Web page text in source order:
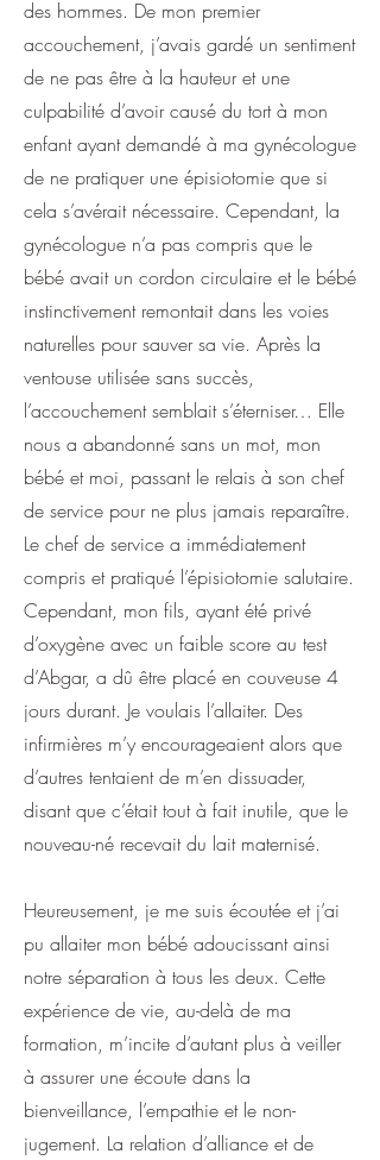
des hommes. De mon premier
accouchement, j’avais gardé un sentiment
de ne pas être à la hauteur et une
culpabilité d’avoir causé du tort à mon
enfant ayant demandé à ma gynécologue
de ne pratiquer une épisiotomie que si
cela s’avérait nécessaire. Cependant, la
gynécologue n’a pas compris que le
bébé avait un cordon circulaire et le bébé
instinctivement remontait dans les voies
naturelles pour sauver sa vie. Après la
ventouse utilisée sans succès,
l’accouchement semblait s’éterniser… Elle
nous a abandonné sans un mot, mon
bébé et moi, passant le relais à son chef
de service pour ne plus jamais reparaître.
Le chef de service a immédiatement
compris et pratiqué l’épisiotomie salutaire.
Cependant, mon fils, ayant été privé
d’oxygène avec un faible score au test
d’Abgar, a dû être placé en couveuse 4
jours durant. Je voulais l’allaiter. Des
infirmières m’y encourageaient alors que
d’autres tentaient de m’en dissuader,
disant que c’était tout à fait inutile, que le
nouveau-né recevait du lait maternisé.
Heureusement, je me suis écoutée et j’ai
pu allaiter mon bébé adoucissant ainsi
notre séparation à tous les deux. Cette
expérience de vie, au-delà de ma
formation, m’incite d’autant plus à veiller
à assurer une écoute dans la
bienveillance, l’empathie et le non-
jugement. La relation d’alliance et de